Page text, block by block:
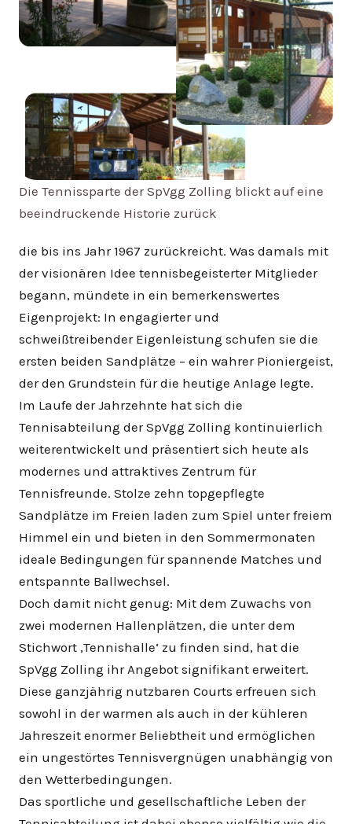
Die Tennissparte der SpVgg Zolling blickt auf eine
beeindruckende Historie zurück
die bis ins Jahr 1967 zurückreicht. Was damals mit
der visionären Idee tennisbegeisterter Mitglieder
begann, mündete in ein bemerkenswertes
Eigenprojekt: In engagierter und
schweißtreibender Eigenleistung schufen sie die
ersten beiden Sandplätze – ein wahrer Pioniergeist,
der den Grundstein für die heutige Anlage legte.
Im Laufe der Jahrzehnte hat sich die
Tennisabteilung der SpVgg Zolling kontinuierlich
weiterentwickelt und präsentiert sich heute als
modernes und attraktives Zentrum für
Tennisfreunde. Stolze zehn topgepflegte
Sandplätze im Freien laden zum Spiel unter freiem
Himmel ein und bieten in den Sommermonaten
ideale Bedingungen für spannende Matches und
entspannte Ballwechsel.
Doch damit nicht genug: Mit dem Zuwachs von
zwei modernen Hallenplätzen, die unter dem
Stichwort ‚Tennishalle‘ zu finden sind, hat die
SpVgg Zolling ihr Angebot signifikant erweitert.
Diese ganzjährig nutzbaren Courts erfreuen sich
sowohl in der warmen als auch in der kühleren
Jahreszeit enormer Beliebtheit und ermöglichen
ein ungestörtes Tennisvergnügen unabhängig von
den Wetterbedingungen.
Das sportliche und gesellschaftliche Leben der